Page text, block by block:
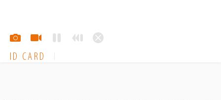
ID CARD